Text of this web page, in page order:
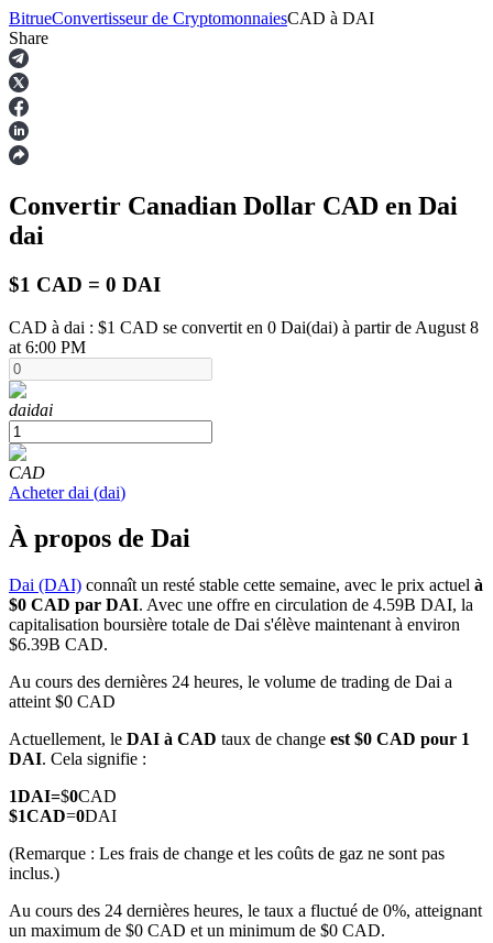
Contrats à terme
Futures USDT
Futures COIN-M
Contrats à terme sur crypto-monnaie
TradFi
Produits dérivés sur actions, forex, métaux précieux et matières
premières
BitrueConvertisseur de CryptomonnaiesCAD à DAI
Share
Convertir Canadian Dollar CAD en Dai
dai
$1 CAD = 0 DAI
CAD à dai : $1 CAD se convertit en 0 Dai(dai) à partir de August 8
at 6:00 PM
daidai
CAD
Acheter dai (dai)
À propos de Dai
Dai (DAI) connaît un resté stable cette semaine, avec le prix actuel à
$0 CAD par DAI. Avec une offre en circulation de 4.59B DAI, la
capitalisation boursière totale de Dai s'élève maintenant à environ
$6.39B CAD.
Au cours des dernières 24 heures, le volume de trading de Dai a
atteint $0 CAD
Actuellement, le DAI à CAD taux de change est $0 CAD pour 1
DAI. Cela signifie :
1DAI=$0CAD
$1CAD=0DAI
(Remarque : Les frais de change et les coûts de gaz ne sont pas
inclus.)
Au cours des 24 dernières heures, le taux a fluctué de 0%, atteignant
un maximum de $0 CAD et un minimum de $0 CAD.